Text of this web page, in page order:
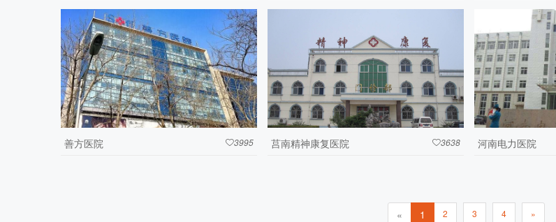
善方医院 3995 莒南精神康复医院 3638 河南电力医院
« 1 2 3 4 »